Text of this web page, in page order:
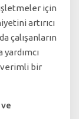
için
artırıcı
çalışanların
verimli bir